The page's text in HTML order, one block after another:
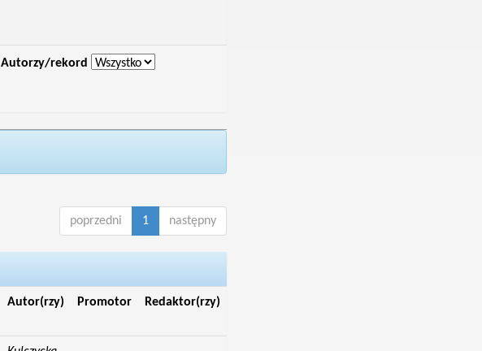
Autorzy/rekord
poprzedni 1 następny
Autor(rzy) Promotor Redaktor(rzy)